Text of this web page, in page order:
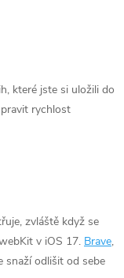
které jste si uložili do
rychlost
zvláště když se
v iOS 17. Brave,
snaží odlišit od sebe